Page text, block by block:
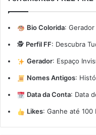
Bio Colorida:
🕵️ Perfil FF: Descubra
Gerador: Espaço
Nomes Antigos:
Data da Conta: Data
Likes: Ganhe até 100